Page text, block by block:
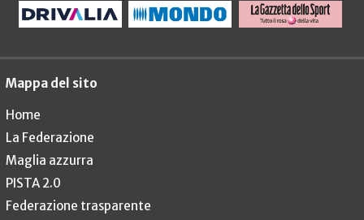
Mappa del sito
Home
La Federazione
Maglia azzurra
PISTA 2.0
Federazione trasparente